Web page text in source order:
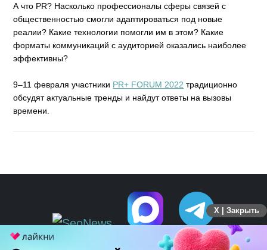
А что PR? Насколько профессионалы сферы связей с
общественностью смогли адаптироваться под новые
реалии? Какие технологии помогли им в этом? Какие
форматы коммуникаций с аудиторией оказались наиболее
эффективны?
9–11 февраля участники PR+ FORUM 2022 традиционно
обсудят актуальные тренды и найдут ответы на вызовы
времени.
X | Закрыть
ПЕРЕЙТИ НА ПОЛНУЮ ВЕРСИЮ